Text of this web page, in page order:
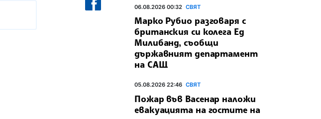
06.08.2026 00:32 СВЯТ
Марко Рубио разговаря с
британския си колега Ед
Милибанд, съобщи
държавният департамент
на САЩ
05.08.2026 22:46 СВЯТ
Пожар във Васенар наложи
евакуацията на гостите на